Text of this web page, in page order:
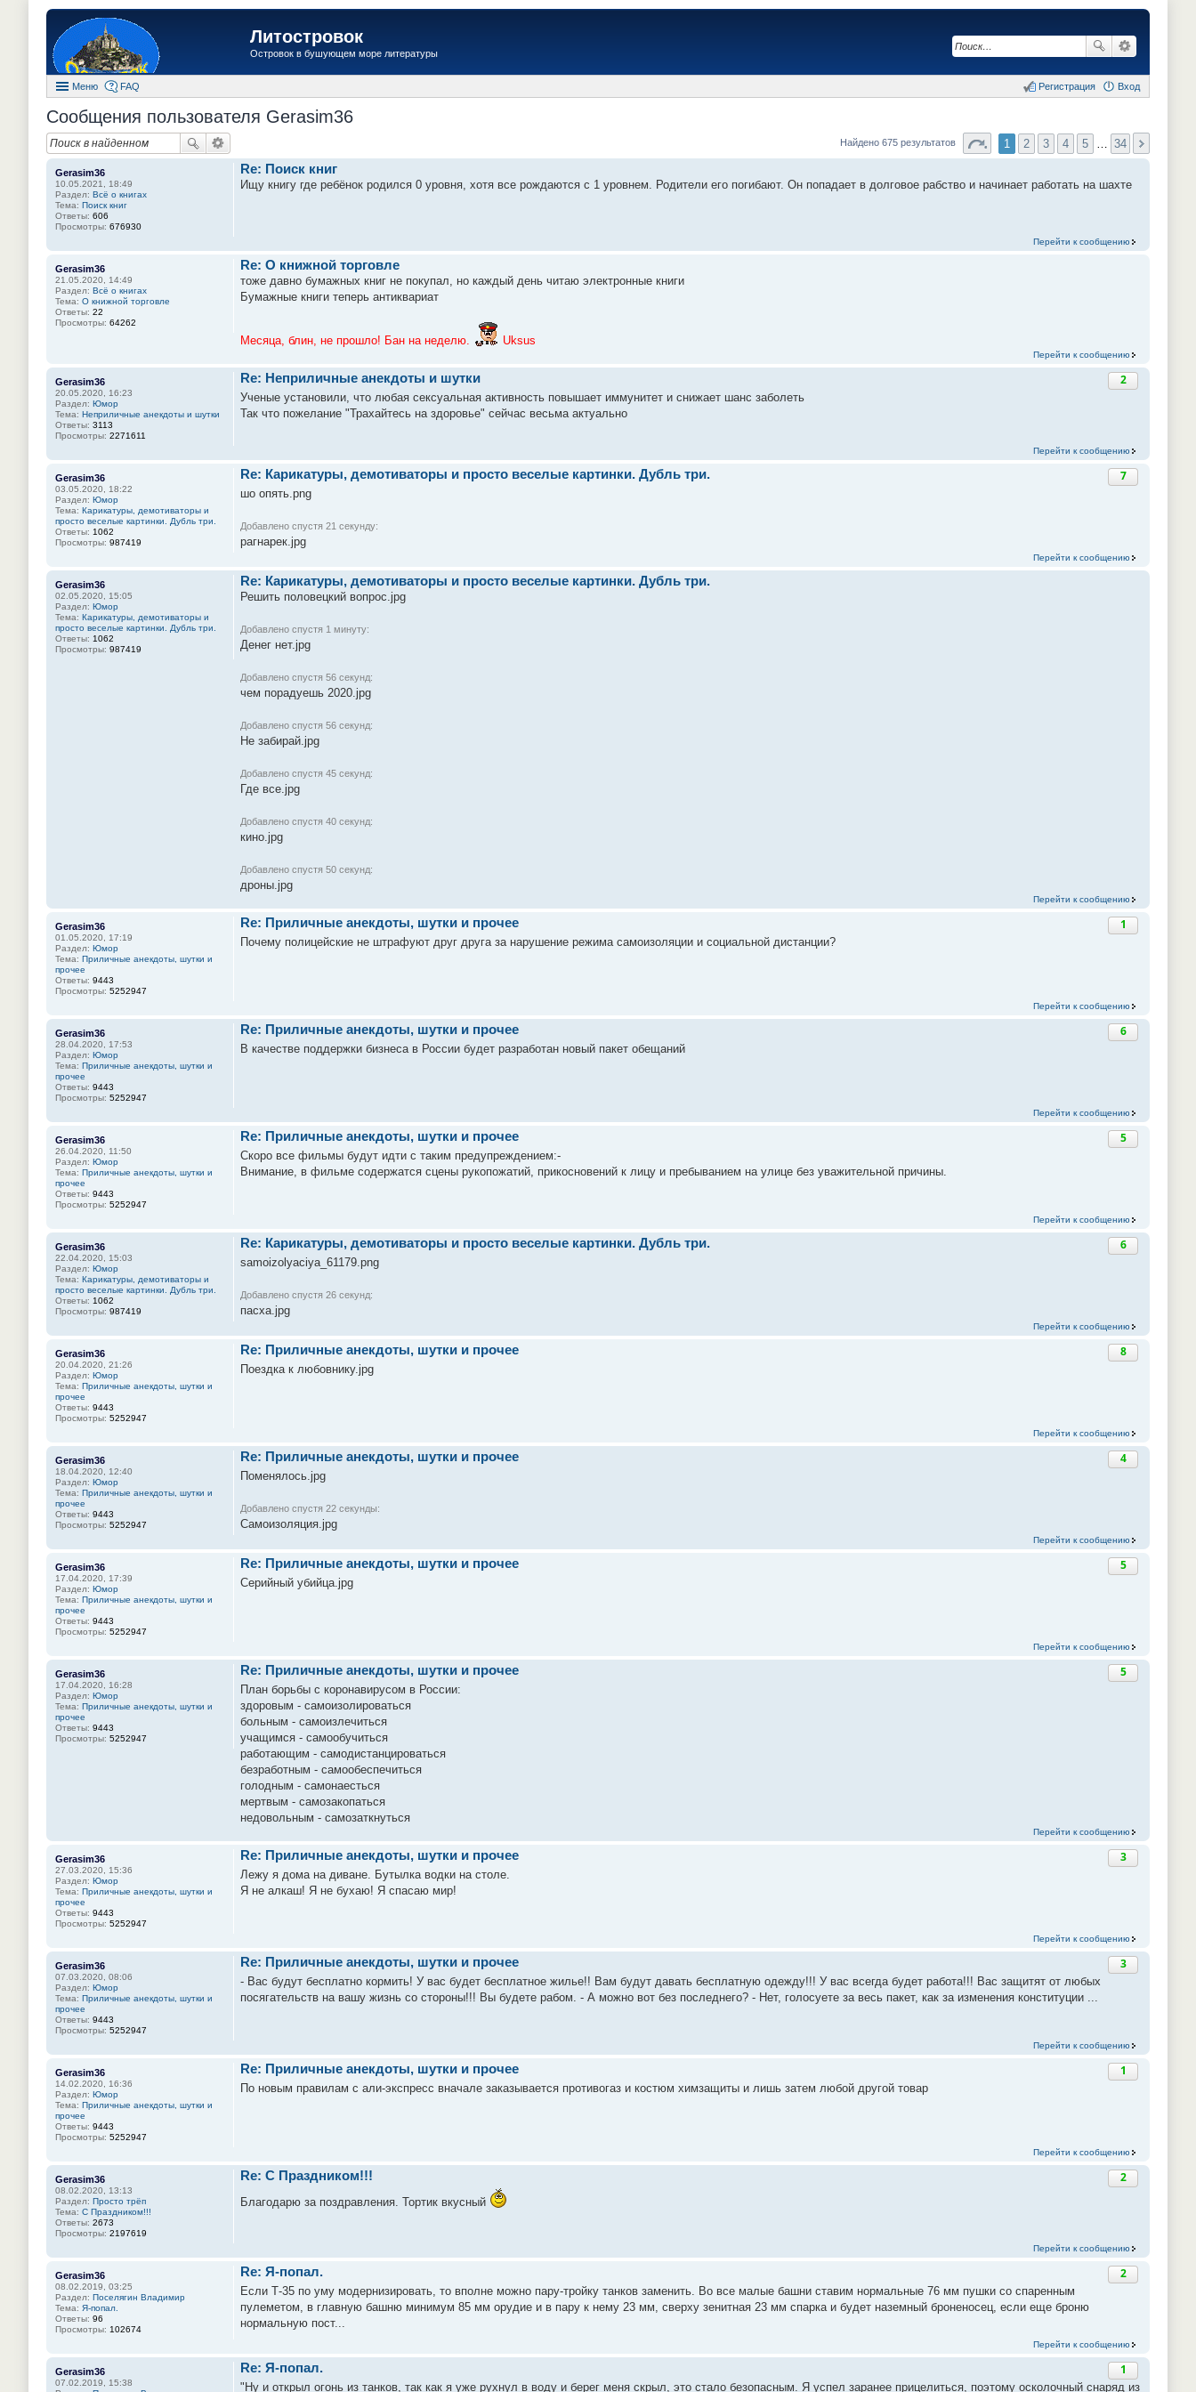
Литостровок
Островок в бушующем море литературы
Меню FAQ Вход
Регистрация
Сообщения пользователя Gerasim36
Найдено 675 результатов 1 2 3 4 5 34
Gerasim36
10.05.2021, 18:49
Раздел: Всё о книгах
Тема: Поиск книг
Ответы: 606
Просмотры: 676930
Re: Поиск книг
Ищу книгу где ребёнок родился 0 уровня, хотя все рождаются с 1 уровнем. Родители его погибают. Он попадает в долговое рабство и начинает работать на шахте
Перейти к сообщению
Gerasim36
21.05.2020, 14:49
Раздел: Всё о книгах
Тема: О книжной торговле
Ответы: 22
Просмотры: 64262
Re: О книжной торговле
тоже давно бумажных книг не покупал, но каждый день читаю электронные книги
Бумажные книги теперь антиквариат
Месяца, блин, не прошло! Бан на неделю. Uksus
Перейти к сообщению
Gerasim36
20.05.2020, 16:23
Раздел: Юмор
Тема: Неприличные анекдоты и шутки
Ответы: 3113
Просмотры: 2271611
2
Re: Неприличные анекдоты и шутки
Ученые установили, что любая сексуальная активность повышает иммунитет и снижает шанс заболеть
Так что пожелание "Трахайтесь на здоровье" сейчас весьма актуально
Перейти к сообщению
Gerasim36
03.05.2020, 18:22
Раздел: Юмор
Тема: Карикатуры, демотиваторы и
просто веселые картинки. Дубль три.
Ответы: 1062
Просмотры: 987419
7
Re: Карикатуры, демотиваторы и просто веселые картинки. Дубль три.
шо опять.png
Добавлено спустя 21 секунду:
рагнарек.jpg
Перейти к сообщению
Gerasim36
02.05.2020, 15:05
Раздел: Юмор
Тема: Карикатуры, демотиваторы и
просто веселые картинки. Дубль три.
Ответы: 1062
Просмотры: 987419
Re: Карикатуры, демотиваторы и просто веселые картинки. Дубль три.
Решить половецкий вопрос.jpg
Добавлено спустя 1 минуту:
Денег нет.jpg
Добавлено спустя 56 секунд:
чем порадуешь 2020.jpg
Добавлено спустя 56 секунд:
Не забирай.jpg
Добавлено спустя 45 секунд:
Где все.jpg
Добавлено спустя 40 секунд:
кино.jpg
Добавлено спустя 50 секунд:
дроны.jpg
Перейти к сообщению
Gerasim36
01.05.2020, 17:19
Раздел: Юмор
Тема: Приличные анекдоты, шутки и
прочее
Ответы: 9443
Просмотры: 5252947
1
Re: Приличные анекдоты, шутки и прочее
Почему полицейские не штрафуют друг друга за нарушение режима самоизоляции и социальной дистанции?
Перейти к сообщению
Gerasim36
28.04.2020, 17:53
Раздел: Юмор
Тема: Приличные анекдоты, шутки и
прочее
Ответы: 9443
Просмотры: 5252947
6
Re: Приличные анекдоты, шутки и прочее
В качестве поддержки бизнеса в России будет разработан новый пакет обещаний
Перейти к сообщению
Gerasim36
26.04.2020, 11:50
Раздел: Юмор
Тема: Приличные анекдоты, шутки и
прочее
Ответы: 9443
Просмотры: 5252947
5
Re: Приличные анекдоты, шутки и прочее
Скоро все фильмы будут идти с таким предупреждением:-
Внимание, в фильме содержатся сцены рукопожатий, прикосновений к лицу и пребыванием на улице без уважительной причины.
Перейти к сообщению
Gerasim36
22.04.2020, 15:03
Раздел: Юмор
Тема: Карикатуры, демотиваторы и
просто веселые картинки. Дубль три.
Ответы: 1062
Просмотры: 987419
6
Re: Карикатуры, демотиваторы и просто веселые картинки. Дубль три.
samoizolyaciya_61179.png
Добавлено спустя 26 секунд:
пасха.jpg
Перейти к сообщению
Gerasim36
20.04.2020, 21:26
Раздел: Юмор
Тема: Приличные анекдоты, шутки и
прочее
Ответы: 9443
Просмотры: 5252947
8
Re: Приличные анекдоты, шутки и прочее
Поездка к любовнику.jpg
Перейти к сообщению
Gerasim36
18.04.2020, 12:40
Раздел: Юмор
Тема: Приличные анекдоты, шутки и
прочее
Ответы: 9443
Просмотры: 5252947
4
Re: Приличные анекдоты, шутки и прочее
Поменялось.jpg
Добавлено спустя 22 секунды:
Самоизоляция.jpg
Перейти к сообщению
Gerasim36
17.04.2020, 17:39
Раздел: Юмор
Тема: Приличные анекдоты, шутки и
прочее
Ответы: 9443
Просмотры: 5252947
5
Re: Приличные анекдоты, шутки и прочее
Серийный убийца.jpg
Перейти к сообщению
Gerasim36
17.04.2020, 16:28
Раздел: Юмор
Тема: Приличные анекдоты, шутки и
прочее
Ответы: 9443
Просмотры: 5252947
5
Re: Приличные анекдоты, шутки и прочее
План борьбы с коронавирусом в России:
здоровым - самоизолироваться
больным - самоизлечиться
учащимся - самообучиться
работающим - самодистанцироваться
безработным - самообеспечиться
голодным - самонаесться
мертвым - самозакопаться
недовольным - самозаткнуться
Перейти к сообщению
Gerasim36
27.03.2020, 15:36
Раздел: Юмор
Тема: Приличные анекдоты, шутки и
прочее
Ответы: 9443
Просмотры: 5252947
3
Re: Приличные анекдоты, шутки и прочее
Лежу я дома на диване. Бутылка водки на столе.
Я не алкаш! Я не бухаю! Я спасаю мир!
Перейти к сообщению
Gerasim36
07.03.2020, 08:06
Раздел: Юмор
Тема: Приличные анекдоты, шутки и
прочее
Ответы: 9443
Просмотры: 5252947
3
Re: Приличные анекдоты, шутки и прочее
- Вас будут бесплатно кормить! У вас будет бесплатное жилье!! Вам будут давать бесплатную одежду!!! У вас всегда будет работа!!! Вас защитят от любых
посягательств на вашу жизнь со стороны!!! Вы будете рабом. - А можно вот без последнего? - Нет, голосуете за весь пакет, как за изменения конституции ...
Перейти к сообщению
Gerasim36
14.02.2020, 16:36
Раздел: Юмор
Тема: Приличные анекдоты, шутки и
прочее
Ответы: 9443
Просмотры: 5252947
1
Re: Приличные анекдоты, шутки и прочее
По новым правилам с али-экспресс вначале заказывается противогаз и костюм химзащиты и лишь затем любой другой товар
Перейти к сообщению
Gerasim36
08.02.2020, 13:13
Раздел: Просто трёп
Тема: С Праздником!!!
Ответы: 2673
Просмотры: 2197619
2
Re: С Праздником!!!
Благодарю за поздравления. Тортик вкусный
Перейти к сообщению
Gerasim36
08.02.2019, 03:25
Раздел: Поселягин Владимир
Тема: Я-попал.
Ответы: 96
Просмотры: 102674
2
Re: Я-попал.
Если Т-35 по уму модернизировать, то вполне можно пару-тройку танков заменить. Во все малые башни ставим нормальные 76 мм пушки со спаренным
пулеметом, в главную башню минимум 85 мм орудие и в пару к нему 23 мм, сверху зенитная 23 мм спарка и будет наземный броненосец, если еще броню
нормальную пост...
Перейти к сообщению
Gerasim36
07.02.2019, 15:38
1
Re: Я-попал.
"Ну и открыл огонь из танков, так как я уже рухнул в воду и берег меня скрыл, это стало безопасным. Я успел заранее прицелиться, поэтому осколочный снаряд из